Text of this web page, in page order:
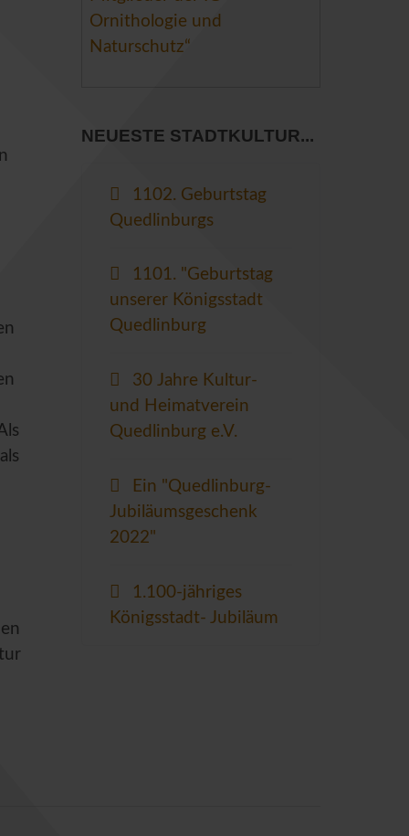
stellen.
Ornithologie und
Naturschutz“
NEUESTE STADTKULTUR...
1102. Geburtstag
Quedlinburgs
1101. "Geburtstag
unserer Königsstadt
Quedlinburg
30 Jahre Kultur-
und Heimatverein
Quedlinburg e.V.
Ein "Quedlinburg-
Jubiläumsgeschenk
2022"
1.100-jähriges
Königsstadt- Jubiläum